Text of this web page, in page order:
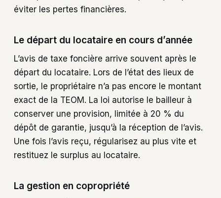
éviter les pertes financières.
Le départ du locataire en cours d’année
L’avis de taxe foncière arrive souvent après le
départ du locataire. Lors de l’état des lieux de
sortie, le propriétaire n’a pas encore le montant
exact de la TEOM. La loi autorise le bailleur à
conserver une provision, limitée à 20 % du
dépôt de garantie, jusqu’à la réception de l’avis.
Une fois l’avis reçu, régularisez au plus vite et
restituez le surplus au locataire.
La gestion en copropriété